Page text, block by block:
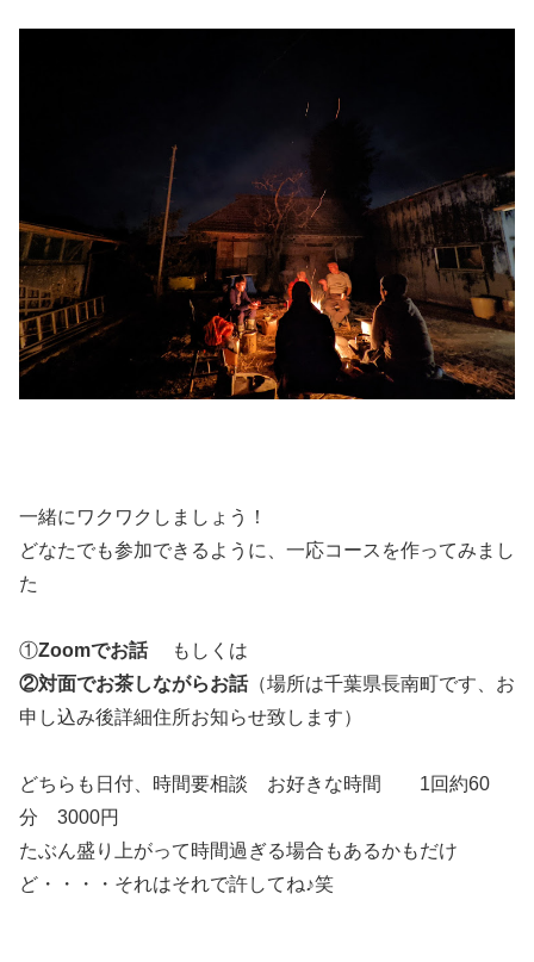
一緒にワクワクしましょう！
どなたでも参加できるように、一応コースを作ってみまし
た
①Zoomでお話もしくは
②対面でお茶しながらお話（場所は千葉県長南町です、お
申し込み後詳細住所お知らせ致します）
どちらも日付、時間要相談 お好きな時間 1回約60
分 3000円
たぶん盛り上がって時間過ぎる場合もあるかもだけ
ど・・・・それはそれで許してね♪笑